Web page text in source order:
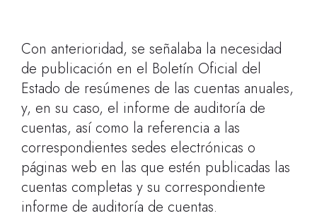
Con anterioridad, se señalaba la necesidad
de publicación en el Boletín Oficial del
Estado de resúmenes de las cuentas anuales,
y, en su caso, el informe de auditoría de
cuentas, así como la referencia a las
correspondientes sedes electrónicas o
páginas web en las que estén publicadas las
cuentas completas y su correspondiente
informe de auditoría de cuentas.